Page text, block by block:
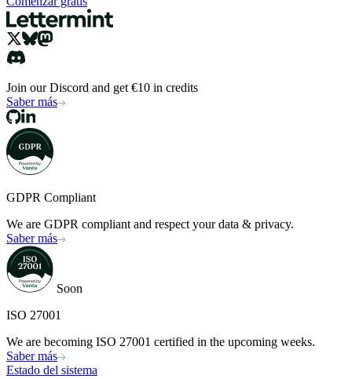
Join our Discord and get €10 in credits
Saber más
GDPR Compliant
We are GDPR compliant and respect your data & privacy.
Saber más
Soon
ISO 27001
We are becoming ISO 27001 certified in the upcoming weeks.
Saber más
Estado del sistema